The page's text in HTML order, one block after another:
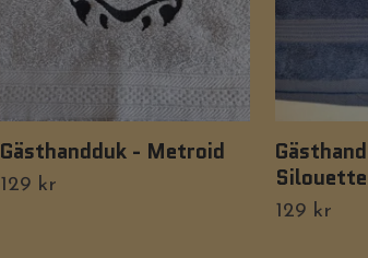
Gästhandduk - Metroid
129 kr
Silouette
129 kr